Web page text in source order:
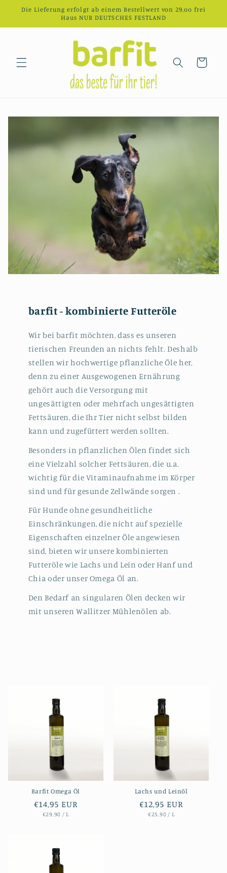
zum
Die Lieferung erfolgt ab einem Bestellwert von 29,oo frei
Haus NUR DEUTSCHES FESTLAND
Warenkorb
barfit - kombinierte Futteröle
Wir bei barfit möchten, dass es unseren
tierischen Freunden an nichts fehlt. Deshalb
stellen wir hochwertige pflanzliche Öle her,
denn zu einer Ausgewogenen Ernährung
gehört auch die Versorgung mit
ungesättigten oder mehrfach ungesättigten
Fettsäuren, die Ihr Tier nicht selbst bilden
kann und zugefüttert werden sollten.
Besonders in pflanzlichen Ölen findet sich
eine Vielzahl solcher Fettsäuren, die u.a.
wichtig für die Vitaminaufnahme im Körper
sind und für gesunde Zellwände sorgen .
Für Hunde ohne gesundheitliche
Einschränkungen, die nicht auf spezielle
Eigenschaften einzelner Öle angewiesen
sind, bieten wir unsere kombinierten
Futteröle wie Lachs und Lein oder Hanf und
Chia oder unser Omega Öl an.
Den Bedarf an singularen Ölen decken wir
mit unseren Wallitzer Mühlenölen ab.
Barfit Omega Öl
Normaler
Preis
€14,95 EUR
STÜCKPREIS
€29,90 / PRO
L
Lachs und Leinöl
Normaler
Preis
€12,95 EUR
STÜCKPREIS
€25,90 / PRO
L